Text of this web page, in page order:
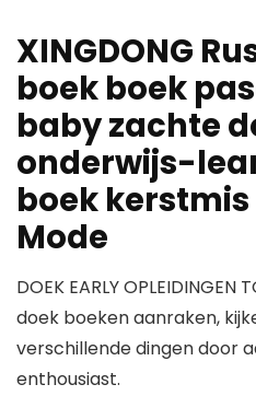
XINGDONG
boek boek
baby zachte
onderwijs-
boek
Mode
DOEK EARLY
doek boeken aanraken,
verschillende dingen door
enthousiast.